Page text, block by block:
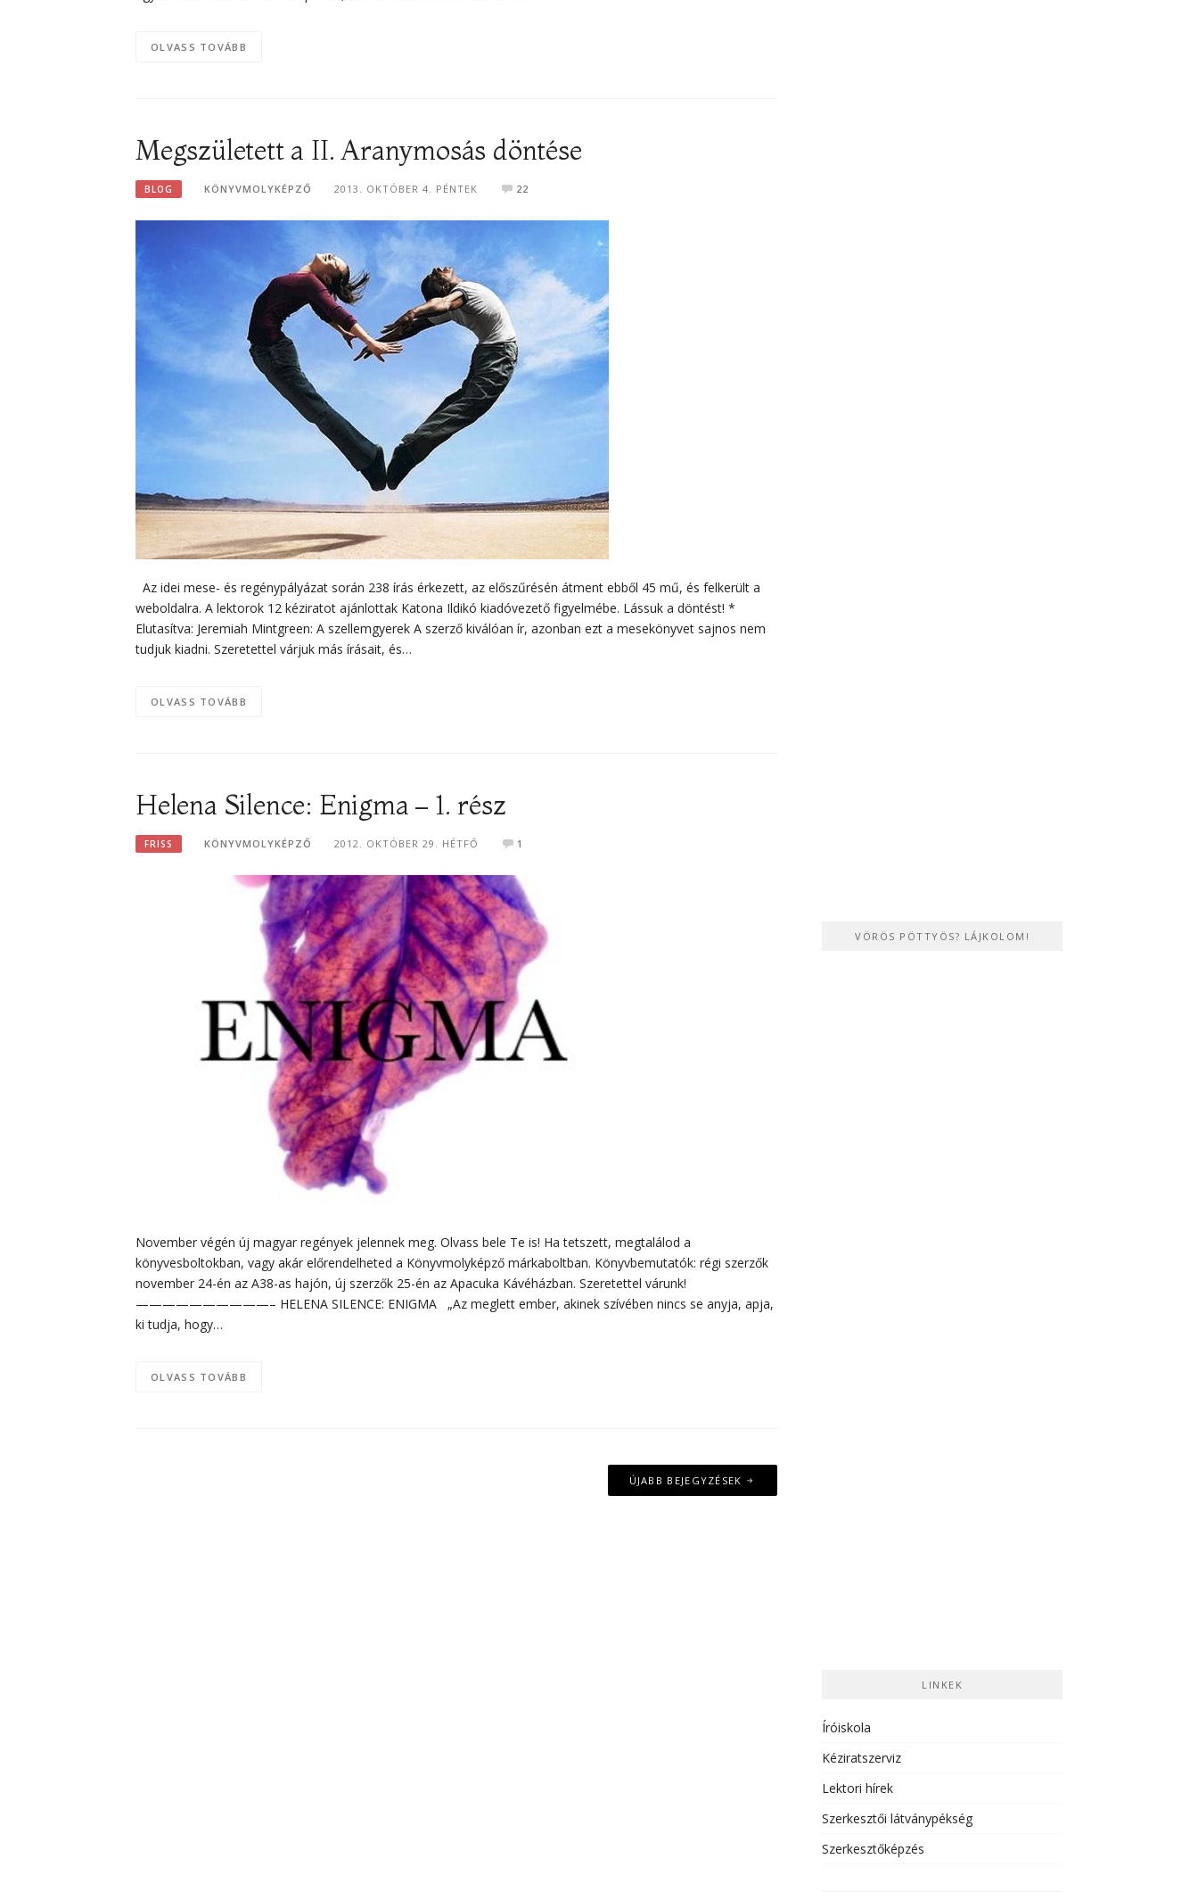
OLVASS TOVÁBB
Megszületett a II. Aranymosás döntése
BLOG KÖNYVMOLYKÉPZŐ 2013. OKTÓBER 4. PÉNTEK 22
Az idei mese- és regénypályázat során 238 írás érkezett, az előszűrésén átment ebből 45 mű, és felkerült a
weboldalra. A lektorok 12 kéziratot ajánlottak Katona Ildikó kiadóvezető figyelmébe. Lássuk a döntést! *
Elutasítva: Jeremiah Mintgreen: A szellemgyerek A szerző kiválóan ír, azonban ezt a mesekönyvet sajnos nem
tudjuk kiadni. Szeretettel várjuk más írásait, és…
OLVASS TOVÁBB
Helena Silence: Enigma – 1. rész
FRISS KÖNYVMOLYKÉPZŐ 2012. OKTÓBER 29. HÉTFŐ 1
November végén új magyar regények jelennek meg. Olvass bele Te is! Ha tetszett, megtalálod a
könyvesboltokban, vagy akár előrendelheted a Könyvmolyképző márkaboltban. Könyvbemutatók: régi szerzők
november 24-én az A38-as hajón, új szerzők 25-én az Apacuka Kávéházban. Szeretettel várunk!
——————————– HELENA SILENCE: ENIGMA „Az meglett ember, akinek szívében nincs se anyja, apja,
ki tudja, hogy…
OLVASS TOVÁBB
ÚJABB BEJEGYZÉSEK
VÖRÖS PÖTTYÖS? LÁJKOLOM!
LINKEK
Íróiskola
Kéziratszerviz
Lektori hírek
Szerkesztői látványpékség
Szerkesztőképzés